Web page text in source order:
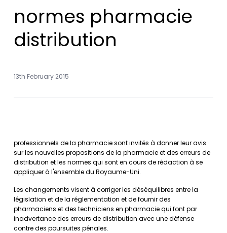
normes pharmacie
distribution
13th February 2015
professionnels de la pharmacie sont invités à donner leur avis
sur les nouvelles propositions de la pharmacie et des erreurs de
distribution et les normes qui sont en cours de rédaction à se
appliquer à l'ensemble du Royaume-Uni.
Les changements visent à corriger les déséquilibres entre la
législation et de la réglementation et de fournir des
pharmaciens et des techniciens en pharmacie qui font par
inadvertance des erreurs de distribution avec une défense
contre des poursuites pénales.